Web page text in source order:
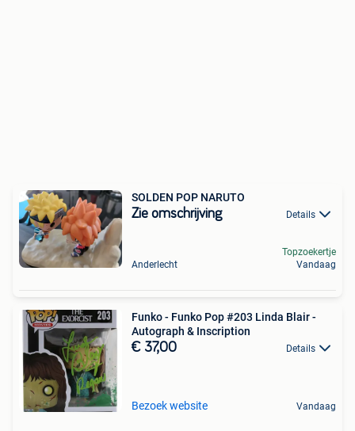
SOLDEN POP NARUTO
Zie omschrijving Details
Anderlecht
Topzoekertje
Vandaag
Funko - Funko Pop #203 Linda Blair -
Autograph & Inscription
€ 37,00 Details
Bezoek website Vandaag